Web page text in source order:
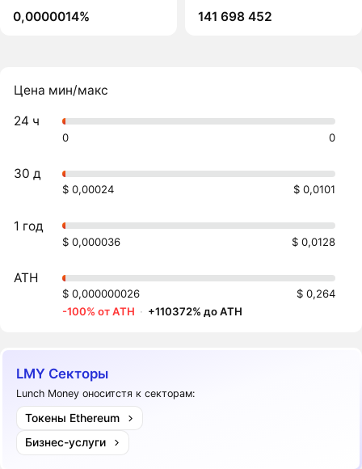
0,0000014%
141 698 452
Цена мин/макс
24 ч
0 0
30 д
$ 0,00024 $ 0,0101
1 год
$ 0,000036 $ 0,0128
ATH
$ 0,000000026
$ 0,264
-100% от ATH · +110372% до ATH
LMY Секторы
Lunch Money оноситстя к секторам:
Токены Ethereum
Бизнес-услуги